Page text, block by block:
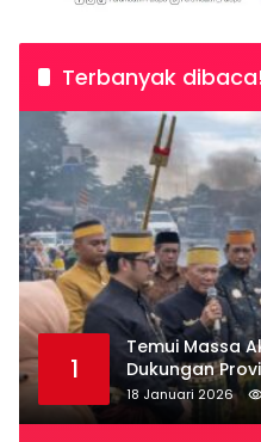
Terbanyak dibaca!
1
Temui Massa
Dukungan
18 Januari 2026